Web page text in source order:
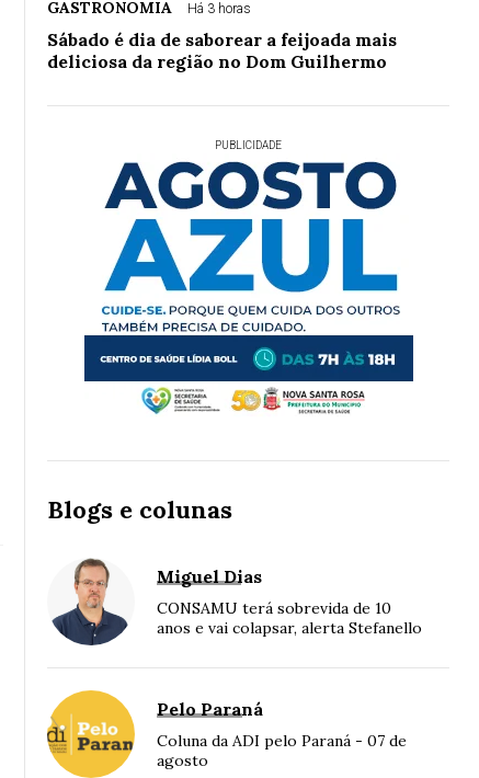
GASTRONOMIA Há 3 horas
Sábado é dia de saborear a feijoada mais
deliciosa da região no Dom Guilhermo
PUBLICIDADE
Blogs e colunas
Miguel Dias
CONSAMU terá sobrevida de 10
anos e vai colapsar, alerta Stefanello
Pelo Paraná
Coluna da ADI pelo Paraná - 07 de
agosto